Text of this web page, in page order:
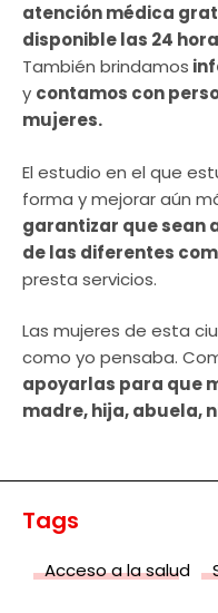
atención médica
disponible las 24
También brindamos
y contamos con
mujeres.
El estudio en el que
forma y mejorar aún
garantizar que sean
de las diferentes
presta servicios.
Las mujeres de esta
como yo pensaba.
apoyarlas para que
madre, hija, abuela,
Tags
Acceso a la salud